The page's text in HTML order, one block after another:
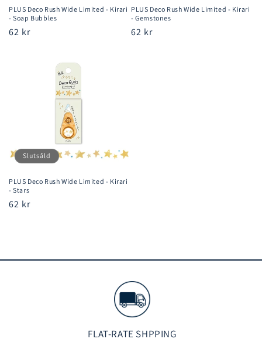
PLUS Deco Rush Wide Limited - Kirari
- Soap Bubbles
Ordinarie
62 kr
PLUS Deco Rush Wide Limited - Kirari
- Gemstones
Ordinarie
62 kr
Slutsåld
PLUS Deco Rush Wide Limited - Kirari
- Stars
Ordinarie
62 kr
FLAT-RATE SHPPING